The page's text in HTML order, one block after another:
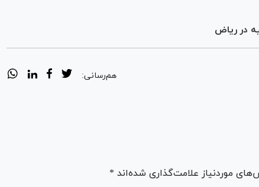
در ریاض
هم‌رسانی:
موردنیاز علامت‌گذاری شده‌اند *